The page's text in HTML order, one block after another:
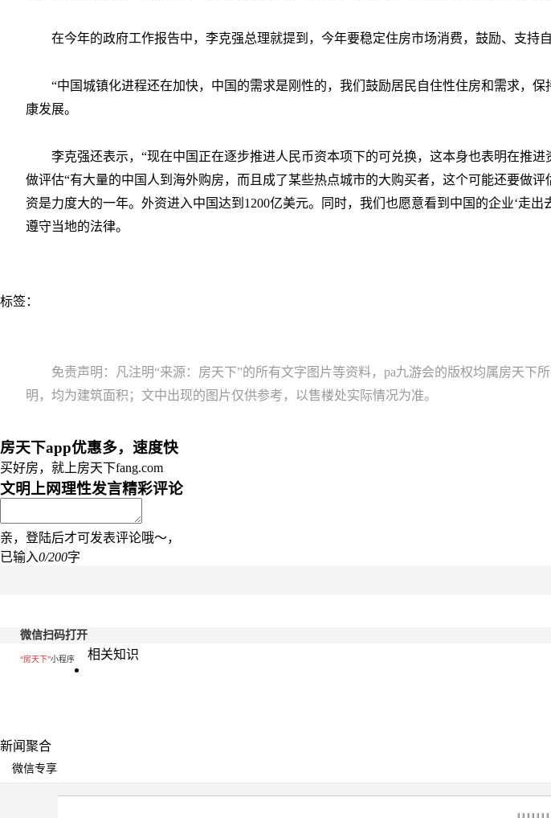
在今年的政府工作报告中，李克强总理就提到，今年要稳定住房市场消费，鼓励、支持
“中国城镇化进程还在加快，中国的需求是刚性的，我们鼓励居民自住性住房和需求，
康发展。
李克强还表示，“现在中国正在逐步推进人民币资本项下的可兑换，这本身也表明在推
做评估“有大量的中国人到海外购房，而且成了某些热点城市的大购买者，这个可能还要做
资是力度大的一年。外资进入中国达到1200亿美元。同时，我们也愿意看到中国的企业‘走
遵守当地的法律。
标签：
免责声明：凡注明“来源：房天下”的所有文字图片等资料，pa九游会的版权均属房天
明，均为建筑面积；文中出现的图片仅供参考，以售楼处实际情况为准。
房天下app优惠多，速度快
买好房，就上房天下fang.com
文明上网理性发言精彩评论
亲，登陆后才可发表评论哦～，
已输入0/200字
微信扫码打开
“房天下”小程序 相关知识
新闻聚合
微信专享